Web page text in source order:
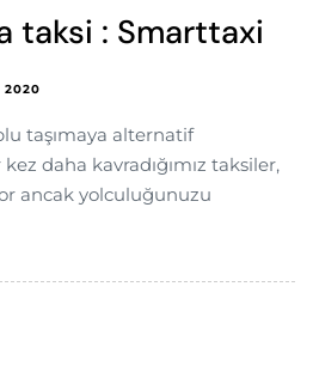
taksi : Smarttaxi
2020
taşımaya alternatif
daha kavradığımız taksiler,
ancak yolculuğunuzu